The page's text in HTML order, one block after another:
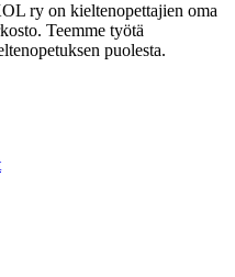
ry on kieltenopettajien oma
Teemme työtä
puolesta.